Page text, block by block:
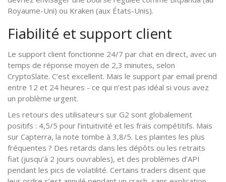
Royaume-Uni) ou Kraken (aux États-Unis).
Fiabilité et support client
Le support client fonctionne 24/7 par chat en direct, avec un
temps de réponse moyen de 2,3 minutes, selon
CryptoSlate. C’est excellent. Mais le support par email prend
entre 12 et 24 heures - ce qui n’est pas idéal si vous avez
un problème urgent.
Les retours des utilisateurs sur G2 sont globalement
positifs : 4,5/5 pour l’intuitivité et les frais compétitifs. Mais
sur Capterra, la note tombe à 3,8/5. Les plaintes les plus
fréquentes ? Des retards dans les dépôts ou les retraits
fiat (jusqu’à 2 jours ouvrables), et des problèmes d’API
pendant les pics de volatilité. Certains traders disent que